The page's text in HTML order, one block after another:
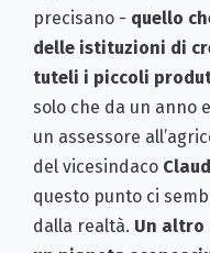
precisano - quello
delle istituzioni di
tuteli i piccoli
solo che da un anno
un assessore
del vicesindaco
questo punto ci
dalla realtà. Un altro